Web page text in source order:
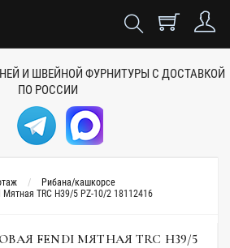
И ШВЕЙНОЙ ФУРНИТУРЫ С ДОСТАВКОЙ
ПО РОССИИ
Рибана/кашкорсе
Мятная TRC H39/5 PZ-10/2 18112416
FENDI МЯТНАЯ TRC H39/5